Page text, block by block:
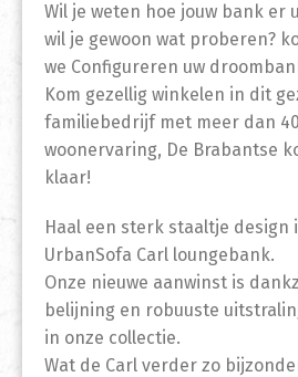
Wil je weten hoe jouw bank er
wil je gewoon wat proberen?
we Configureren uw
Kom gezellig winkelen in dit
familiebedrijf met meer dan
woonervaring, De Brabantse
klaar!
Haal een sterk staaltje design
UrbanSofa Carl loungebank.
Onze nieuwe aanwinst is
belijning en robuuste
in onze collectie.
Wat de Carl verder zo